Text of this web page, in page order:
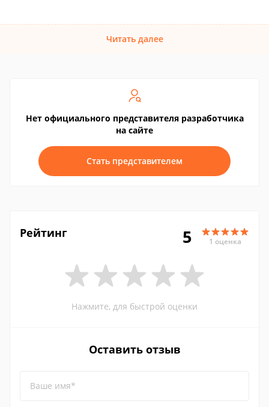
Читать далее
Нет официального представителя разработчика
на сайте
Стать представителем
Рейтинг 5 1 оценка
Нажмите, для быстрой оценки
Оставить отзыв
Ваше имя*